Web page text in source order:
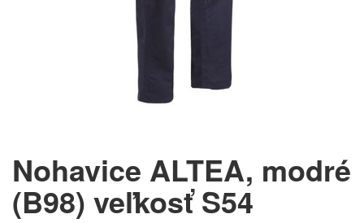
Nohavice ALTEA, modré
(B98) veľkosť S54